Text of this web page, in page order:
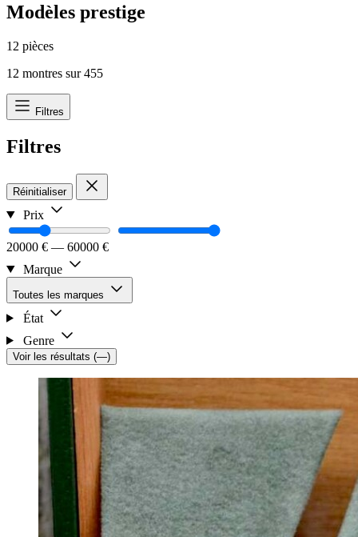
Modèles prestige
12 pièces
12 montres sur455
Filtres
Filtres
Réinitialiser
Prix
20000 € — 60000 €
Marque
Toutes les marques
État
Genre
Voir les résultats (—)